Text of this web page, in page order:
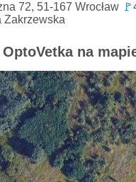
72, 51-167 Wrocław 🚩
Zakrzewska
na